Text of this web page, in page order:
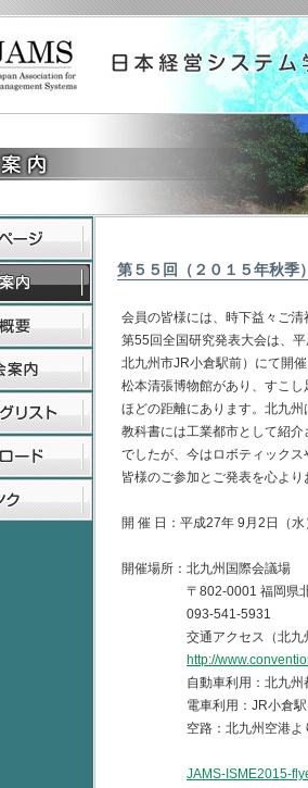
第５５回（２０１５年秋季
会員の皆様には、時下益々ご
第55回全国研究発表大会は、
北九州市JR小倉駅前）にて開
松本清張博物館があり、すこ
ほどの距離にあります。北九州
教科書には工業都市として紹
でしたが、今はロボティックス
皆様のご参加とご発表を心より
開 催 日：平成27年 9月2日（水
開催場所：北九州国際会議場
〒802-0001 福岡県北九
093-541-5931
交通アクセス（北九州国
http://
自動車利用：北九州都市
電車利用：JR小倉駅よ
空路：北九州空港より 路
JAMS-ISME2015-